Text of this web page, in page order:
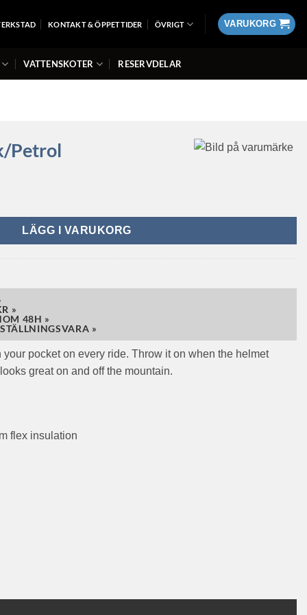
KONTAKT & ÖPPETTIDER ÖVRIGT VARUKORG
VATTENSKOTER RESERVDELAR
Petrol
LÄGG I VARUKORG
»
48H »
»
pocket on every ride. Throw it on when the helmet
great on and off the mountain.
flex insulation